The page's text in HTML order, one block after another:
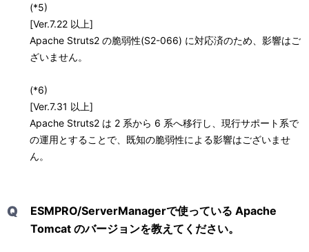
(*5)
[Ver.7.22 以上]
Apache Struts2 の脆弱性(S2-066) に対応済のため、影響はご
ざいません。
(*6)
[Ver.7.31 以上]
Apache Struts2 は 2 系から 6 系へ移行し、現行サポート系で
の運用とすることで、既知の脆弱性による影響はございませ
ん。
Q
ESMPRO/ServerManagerで使っている Apache
Tomcat のバージョンを教えてください。